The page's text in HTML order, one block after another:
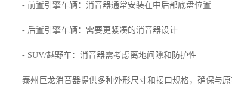
- 前置引擎车辆：消音器通常安装在中后部底盘位置
- 后置引擎车辆：需要更紧凑的消音器设计
- SUV/越野车：消音器需考虑离地间隙和防护性
泰州巨龙消音器提供多种外形尺寸和接口规格，确保与原